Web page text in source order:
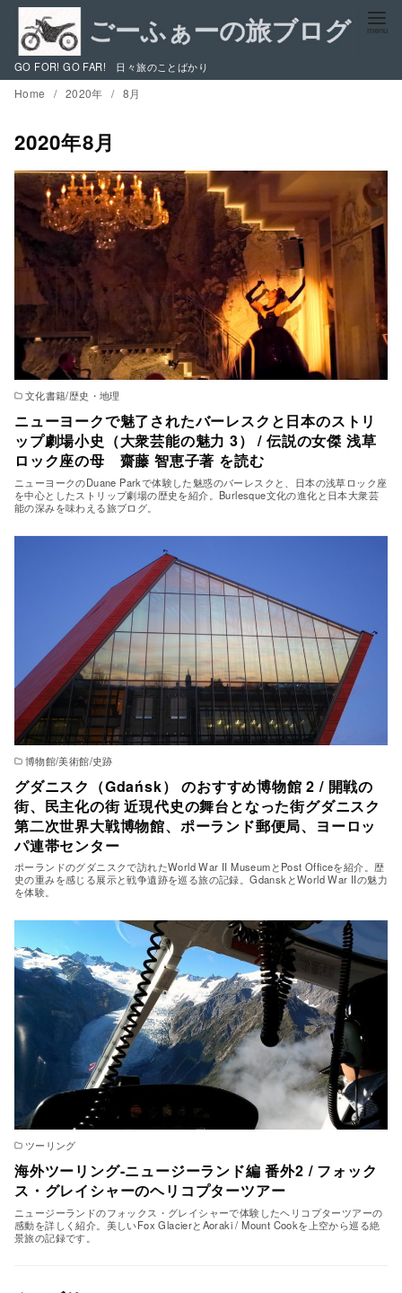
ン
GO FOR! GO FAR! 日々旅のことばかり
Home 2020年 8月
2020年8月
文化書籍/歴史・地理
ニューヨークで魅了されたバーレスクと日本のストリ
ップ劇場小史（大衆芸能の魅力 3） / 伝説の女傑 浅草
ロック座の母 齋藤 智恵子著 を読む
ニューヨークのDuane Parkで体験した魅惑のバーレスクと、日本の浅草ロック座
を中心としたストリップ劇場の歴史を紹介。Burlesque文化の進化と日本大衆芸
能の深みを味わえる旅ブログ。
博物館/美術館/史跡
グダニスク（Gdańsk） のおすすめ博物館 2 / 開戦の
街、民主化の街 近現代史の舞台となった街グダニスク
第二次世界大戦博物館、ポーランド郵便局、ヨーロッ
パ連帯センター
ポーランドのグダニスクで訪れたWorld War II MuseumとPost Officeを紹介。歴
史の重みを感じる展示と戦争遺跡を巡る旅の記録。GdanskとWorld War IIの魅力
を体験。
ツーリング
海外ツーリング-ニュージーランド編 番外2 / フォック
ス・グレイシャーのヘリコプターツアー
ニュージーランドのフォックス・グレイシャーで体験したヘリコプターツアーの
感動を詳しく紹介。美しいFox GlacierとAoraki / Mount Cookを上空から巡る絶
景旅の記録です。